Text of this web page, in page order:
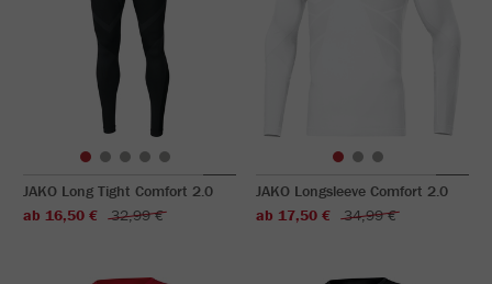
JAKO Long Tight Comfort 2.0
ab 16,50 €
32,99 €
JAKO Longsleeve Comfort 2.0
ab 17,50 €
34,99 €